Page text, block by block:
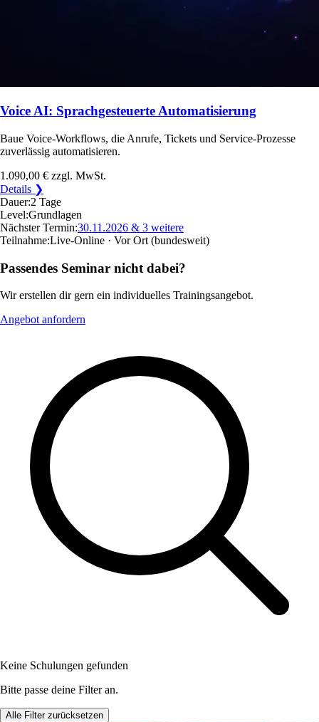
Voice AI: Sprachgesteuerte Automatisierung
Baue Voice-Workflows, die Anrufe, Tickets und Service-Prozesse
zuverlässig automatisieren.
1.090,00 € zzgl. MwSt.
Details ❯
Dauer:2 Tage
Level:Grundlagen
Nächster Termin:30.11.2026 & 3 weitere
Teilnahme:Live-Online · Vor Ort (bundesweit)
Passendes Seminar nicht dabei?
Wir erstellen dir gern ein individuelles Trainingsangebot.
Angebot anfordern
Keine Schulungen gefunden
Bitte passe deine Filter an.
Alle Filter zurücksetzen